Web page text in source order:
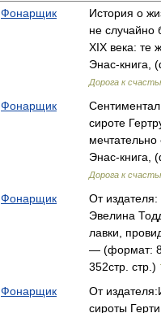
Фонарщик
История о
не случайно
XIX века:
Энас-книга,
Дорога к
Фонарщик
сироте
Энас-книга,
Дорога к
Фонарщик
От
Эвелина
лавки,
— (формат:
352стр. стр.)
Фонарщик
От
сироты